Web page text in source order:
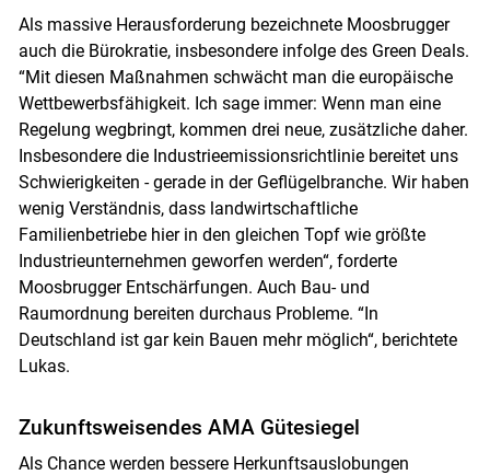
Als massive Herausforderung bezeichnete Moosbrugger
auch die Bürokratie, insbesondere infolge des Green Deals.
“Mit diesen Maßnahmen schwächt man die europäische
Wettbewerbsfähigkeit. Ich sage immer: Wenn man eine
Regelung wegbringt, kommen drei neue, zusätzliche daher.
Insbesondere die Industrieemissionsrichtlinie bereitet uns
Schwierigkeiten - gerade in der Geflügelbranche. Wir haben
wenig Verständnis, dass landwirtschaftliche
Familienbetriebe hier in den gleichen Topf wie größte
Industrieunternehmen geworfen werden“, forderte
Moosbrugger Entschärfungen. Auch Bau- und
Raumordnung bereiten durchaus Probleme. “In
Deutschland ist gar kein Bauen mehr möglich“, berichtete
Lukas.
Zukunftsweisendes AMA Gütesiegel
Als Chance werden bessere Herkunftsauslobungen